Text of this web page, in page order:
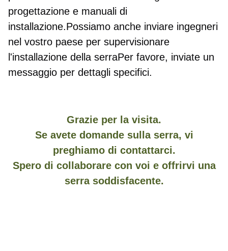
progettazione e manuali di
installazione.Possiamo anche inviare ingegneri
nel vostro paese per supervisionare
l'installazione della serraPer favore, inviate un
messaggio per dettagli specifici.
Grazie per la visita.
Se avete domande sulla serra, vi
preghiamo di contattarci.
Spero di collaborare con voi e offrirvi una
serra soddisfacente.